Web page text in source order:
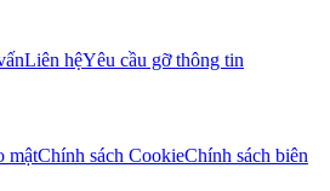
Liên hệYêu cầu gỡ thông tin
mậtChính sách CookieChính sách biên